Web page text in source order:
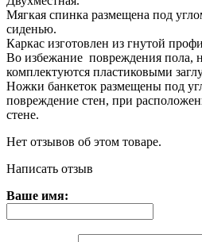
Мягкая спинка размещена под
сиденью.
Каркас изготовлен из гнутой
Во избежание повреждения пола,
комплектуются пластиковыми
Ножки банкеток размещены под
повреждение стен, при
стене.
Нет отзывов об этом товаре.
Написать отзыв
Ваше имя: